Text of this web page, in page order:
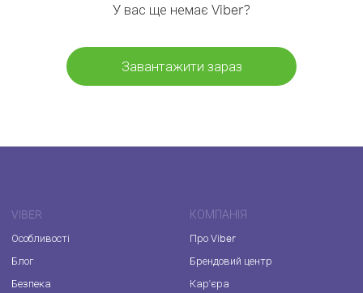
У вас ще немає Viber?
Завантажити зараз
VIBER
Особливості
Блог
Безпека
КОМПАНІЯ
Про Viber
Брендовий центр
Кар'єра